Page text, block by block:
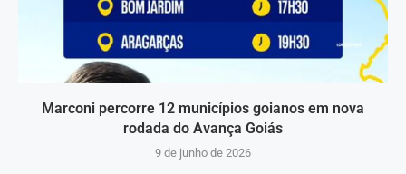
Marconi percorre 12 municípios goianos em nova
rodada do Avança Goiás
9 de junho de 2026